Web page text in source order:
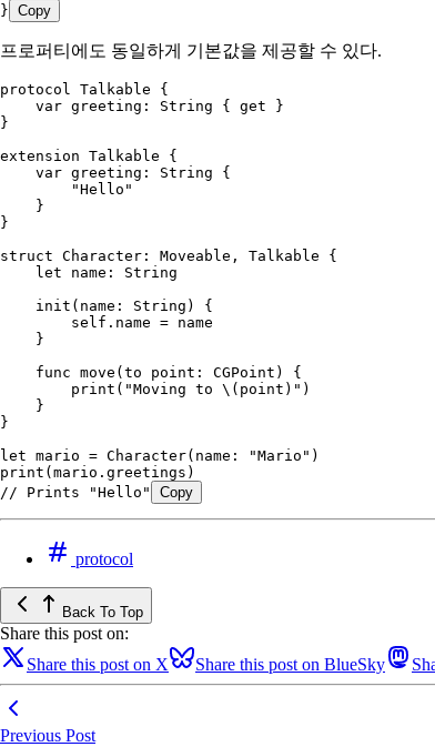
} Copy
프로퍼티에도 동일하게 기본값을 제공할 수 있다.
protocol Talkable {
    var
greeting: String { get }
}
extension Talkable {
    var
greeting: String {
        "Hello"
    }
}
struct Character : Moveable , Talkable {
    let
name: String
    init
( name : String ) {
        self
. name = name
    }
    func
move ( to point : CGPoint) {
        print
( "Moving to \( point ) " )
    }
}
let mario = Character( name : "Mario" )
print (mario. greetings )
// Prints "Hello"
Copy
protocol
Back To Top
Share this post on:
Share this post on X
Share this post on BlueSky
Previous Post